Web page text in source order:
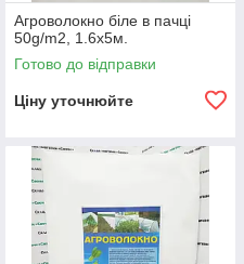
Агроволокно біле в пачці
50g/m2, 1.6х5м.
Готово до відправки
Ціну уточнюйте